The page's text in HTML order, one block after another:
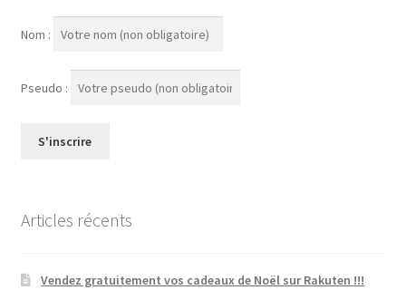
Nom :
Pseudo :
Articles récents
Vendez gratuitement vos cadeaux de Noël sur Rakuten !!!